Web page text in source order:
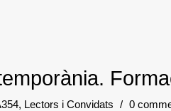
, Lectors i Convidats / 0